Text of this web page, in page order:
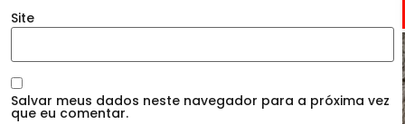
Site
Salvar meus dados neste navegador para a próxima vez
que eu comentar.